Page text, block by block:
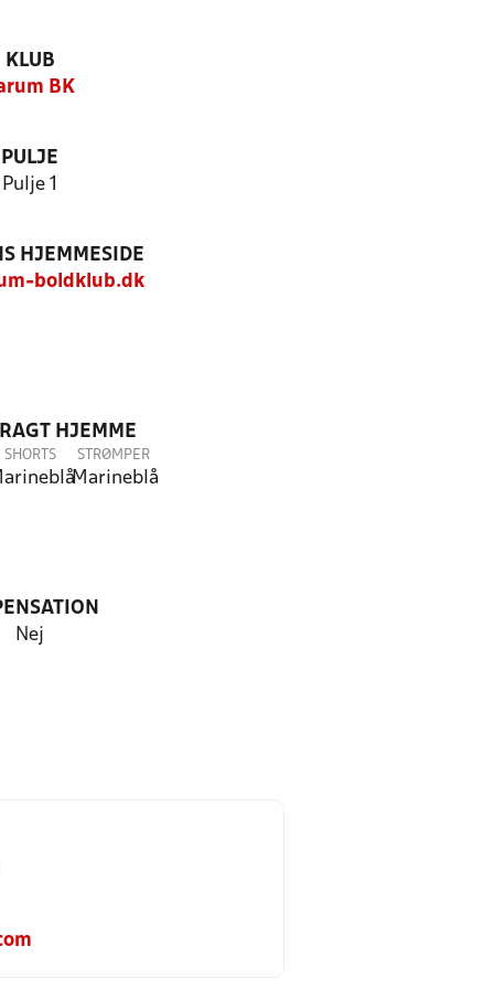
KLUB
BK
PULJE
Pulje 1
HJEMMESIDE
boldklub.dk
HJEMME
SHORTS STRØMPER
Marineblå
Nej